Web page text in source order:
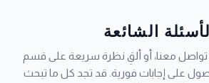
الشائعة
معنا، أو ألقِ نظرة سريعة على قسم
على إجابات فورية. قد تجد كل ما تبحث